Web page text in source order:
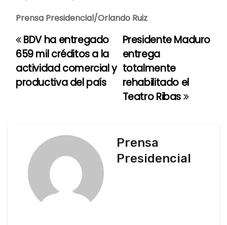
Prensa Presidencial/Orlando Ruiz
N
a
v
Presidente Maduro
entrega
totalmente
rehabilitado el
Teatro Ribas
BDV ha entregado
659 mil créditos a la
actividad comercial y
productiva del país
Prensa
Presidencial